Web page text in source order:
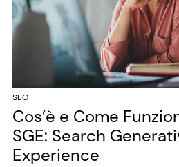
SEO
Cos’è e Come
SGE: Search
Experience